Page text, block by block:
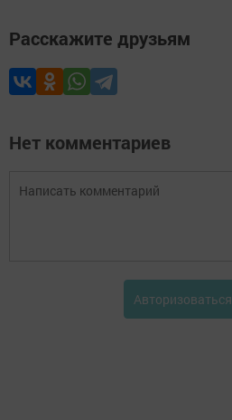
Расскажите друзьям
Нет комментариев
Авторизоваться